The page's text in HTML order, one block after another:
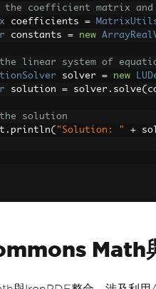
coefficient matrix and
coefficients =
constants = new
linear system of
solver = new
solution = solver . solve(
solution
. println( "Solution: " +
Math